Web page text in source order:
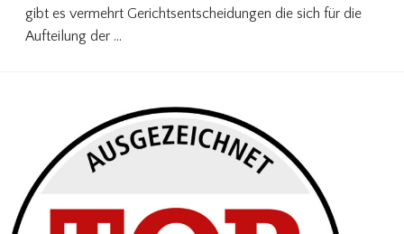
gibt es vermehrt Gerichtsentscheidungen die sich für die
Aufteilung der …